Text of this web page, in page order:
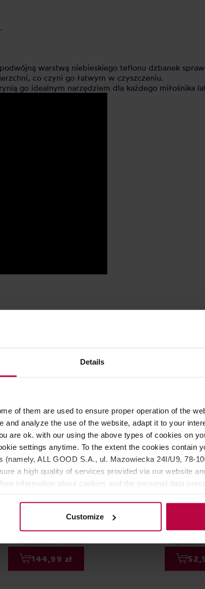
Details
of them are used to ensure proper operation of the
and analyze the use of the website, adapt it to your
are ok. with our using the above types of cookies on
settings anytime. To the extent the cookies contain
(namely, ALL GOOD S.A., ul. Mazowiecka 24I/U9, 78-
a high quality of services provided via our website
information about cookies and the personal data
Customize
warstwą niebieskiego teflonu dzbanek
co czyni go łatwym w czyszczeniu.
go idealnym narzędziem dla każdego miłośnika
Stealth Milk
150,00 zł
Najniższa cena: 139,99 zł
144,99 zł
Rhino Coffee Gear -
Biały
Najniższa